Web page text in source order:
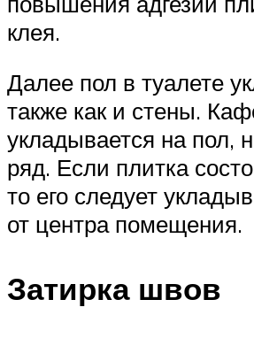
клея.
Далее пол в туалете
также как и стены.
укладывается на пол,
ряд. Если плитка
то его следует
от центра помещения.
Затирка швов